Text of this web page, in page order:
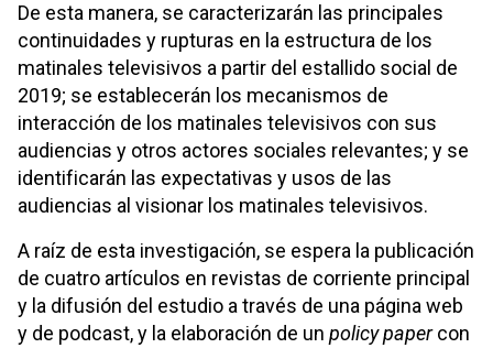
De esta manera, se caracterizarán las principales
continuidades y rupturas en la estructura de los
matinales televisivos a partir del estallido social de
2019; se establecerán los mecanismos de
interacción de los matinales televisivos con sus
audiencias y otros actores sociales relevantes; y se
identificarán las expectativas y usos de las
audiencias al visionar los matinales televisivos.
A raíz de esta investigación, se espera la publicación
de cuatro artículos en revistas de corriente principal
y la difusión del estudio a través de una página web
y de podcast, y la elaboración de un policy papercon